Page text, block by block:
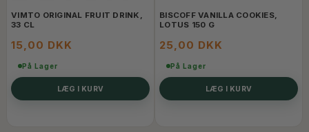
VIMTO ORIGINAL FRUIT DRINK,
33 CL
15,00 DKK
På Lager
LÆG I KURV
BISCOFF VANILLA COOKIES,
LOTUS 150 G
25,00 DKK
På Lager
LÆG I KURV